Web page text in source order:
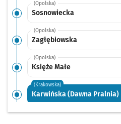
(Opolska)
Sosnowiecka
(Opolska)
Zagłębiowska
(Opolska)
Księże Małe
(Krakowska)
Karwińska (Dawna Pralnia)
(Krakowska)